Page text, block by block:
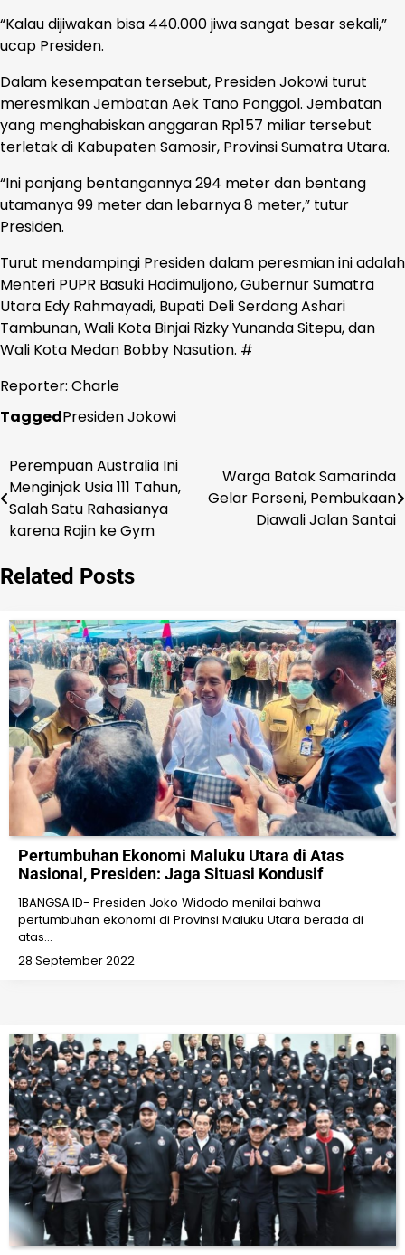
“Kalau dijiwakan bisa 440.000 jiwa sangat besar sekali,”
ucap Presiden.
Dalam kesempatan tersebut, Presiden Jokowi turut
meresmikan Jembatan Aek Tano Ponggol. Jembatan
yang menghabiskan anggaran Rp157 miliar tersebut
terletak di Kabupaten Samosir, Provinsi Sumatra Utara.
“Ini panjang bentangannya 294 meter dan bentang
utamanya 99 meter dan lebarnya 8 meter,” tutur
Presiden.
Turut mendampingi Presiden dalam peresmian ini adalah
Menteri PUPR Basuki Hadimuljono, Gubernur Sumatra
Utara Edy Rahmayadi, Bupati Deli Serdang Ashari
Tambunan, Wali Kota Binjai Rizky Yunanda Sitepu, dan
Wali Kota Medan Bobby Nasution. #
Reporter: Charle
TaggedPresiden Jokowi
Navigasi
pos
Perempuan Australia Ini
Menginjak Usia 111 Tahun,
Salah Satu Rahasianya
karena Rajin ke Gym
Warga Batak Samarinda
Gelar Porseni, Pembukaan
Diawali Jalan Santai
Related Posts
Pertumbuhan Ekonomi Maluku Utara di Atas
Nasional, Presiden: Jaga Situasi Kondusif
1BANGSA.ID- Presiden Joko Widodo menilai bahwa
pertumbuhan ekonomi di Provinsi Maluku Utara berada di
atas…
28 September 2022